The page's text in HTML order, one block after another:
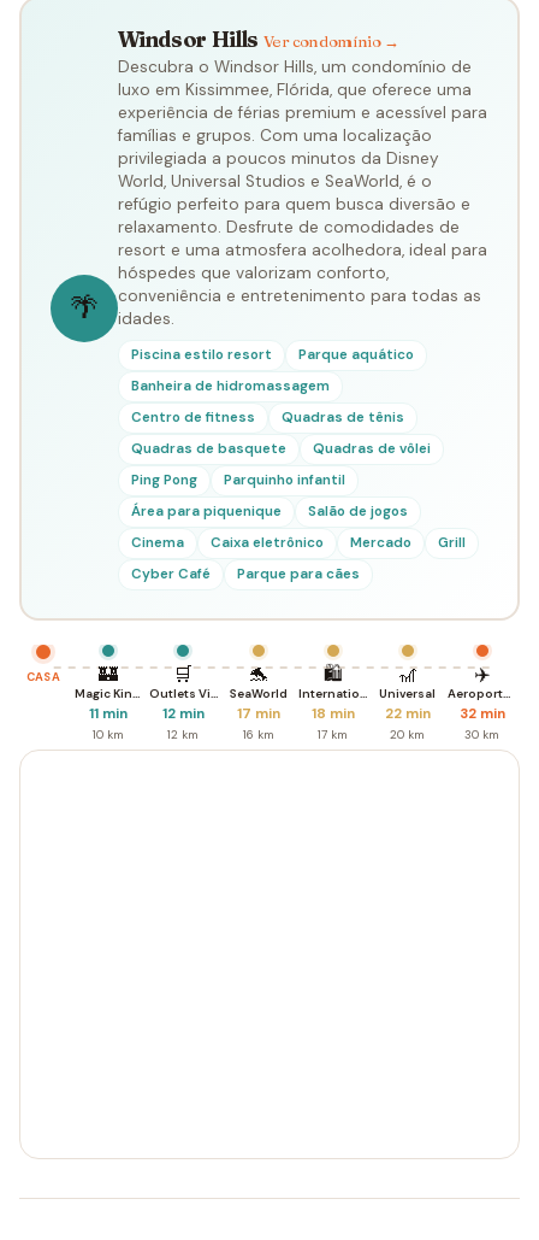
🌴
Windsor Hills Ver condomínio →
Descubra o Windsor Hills, um condomínio de
luxo em Kissimmee, Flórida, que oferece uma
experiência de férias premium e acessível para
famílias e grupos. Com uma localização
privilegiada a poucos minutos da Disney
World, Universal Studios e SeaWorld, é o
refúgio perfeito para quem busca diversão e
relaxamento. Desfrute de comodidades de
resort e uma atmosfera acolhedora, ideal para
hóspedes que valorizam conforto,
conveniência e entretenimento para todas as
idades.
Piscina estilo resort
Parque aquático
Banheira de hidromassagem
Centro de fitness
Quadras de tênis
Quadras de basquete
Quadras de vôlei
Ping Pong
Parquinho infantil
Área para piquenique
Salão de jogos
Cinema
Caixa eletrônico Mercado
Grill
Cyber Café
Parque para cães
CASA 🏰
Magic Kingdom
11 min
10 km
🛒
Outlets Vineland
12 min
12 km
🐬
SeaWorld
17 min
16 km
🛍️
International Dr.
18 min
17 km
🎢
Universal
22 min
20 km
✈️
Aeroporto MCO
32 min
30 km